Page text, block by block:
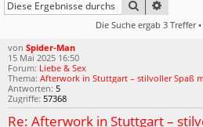
SUCHE
Die Suche ergab 3 Treffer
von Spider-Man
15 Mai 2025 16:50
Forum: Liebe & Sex
Thema: Afterwork in Stuttgart – stilvoller Spaß
Antworten: 5
Zugriffe: 57368
Re: Afterwork in Stuttgart –